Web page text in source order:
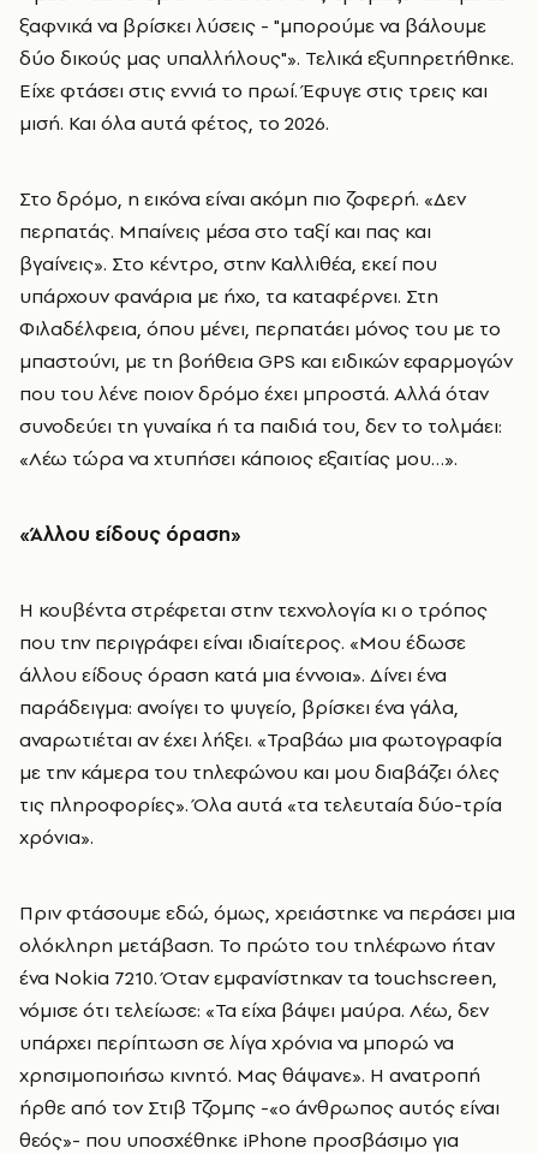
ξαφνικά να βρίσκει λύσεις - "μπορούμε να βάλουμε
δύο δικούς μας υπαλλήλους"». Τελικά εξυπηρετήθηκε.
Είχε φτάσει στις εννιά το πρωί. Έφυγε στις τρεις και
μισή. Και όλα αυτά φέτος, το 2026.
Στο δρόμο, η εικόνα είναι ακόμη πιο ζοφερή. «Δεν
περπατάς. Μπαίνεις μέσα στο ταξί και πας και
βγαίνεις». Στο κέντρο, στην Καλλιθέα, εκεί που
υπάρχουν φανάρια με ήχο, τα καταφέρνει. Στη
Φιλαδέλφεια, όπου μένει, περπατάει μόνος του με το
μπαστούνι, με τη βοήθεια GPS και ειδικών εφαρμογών
που του λένε ποιον δρόμο έχει μπροστά. Αλλά όταν
συνοδεύει τη γυναίκα ή τα παιδιά του, δεν το τολμάει:
«Λέω τώρα να χτυπήσει κάποιος εξαιτίας μου…».
«Άλλου είδους όραση»
Η κουβέντα στρέφεται στην τεχνολογία κι ο τρόπος
που την περιγράφει είναι ιδιαίτερος. «Μου έδωσε
άλλου είδους όραση κατά μια έννοια». Δίνει ένα
παράδειγμα: ανοίγει το ψυγείο, βρίσκει ένα γάλα,
αναρωτιέται αν έχει λήξει. «Τραβάω μια φωτογραφία
με την κάμερα του τηλεφώνου και μου διαβάζει όλες
τις πληροφορίες». Όλα αυτά «τα τελευταία δύο-τρία
χρόνια».
Πριν φτάσουμε εδώ, όμως, χρειάστηκε να περάσει μια
ολόκληρη μετάβαση. Το πρώτο του τηλέφωνο ήταν
ένα Nokia 7210. Όταν εμφανίστηκαν τα touchscreen,
νόμισε ότι τελείωσε: «Τα είχα βάψει μαύρα. Λέω, δεν
υπάρχει περίπτωση σε λίγα χρόνια να μπορώ να
χρησιμοποιήσω κινητό. Μας θάψανε». Η ανατροπή
ήρθε από τον Στιβ Τζομπς -«ο άνθρωπος αυτός είναι
θεός»- που υποσχέθηκε iPhone προσβάσιμο για